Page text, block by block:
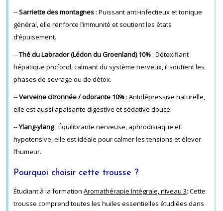
--Sarriette des montagnes : Puissant anti-infectieux et tonique
général, elle renforce l’immunité et soutient les états
d’épuisement.
--Thé du Labrador (Lédon du Groenland) 10% : Détoxifiant
hépatique profond, calmant du système nerveux, il soutient les
phases de sevrage ou de détox.
--Verveine citronnée / odorante 10% : Antidépressive naturelle,
elle est aussi apaisante digestive et sédative douce.
--Ylang-ylang: Équilibrante nerveuse, aphrodisiaque et
hypotensive, elle est idéale pour calmer les tensions et élever
l’humeur.
Pourquoi choisir cette trousse ?
Étudiant à la formation Aromathérapie Intégrale, niveau 3: Cette
trousse comprend toutes les huiles essentielles étudiées dans